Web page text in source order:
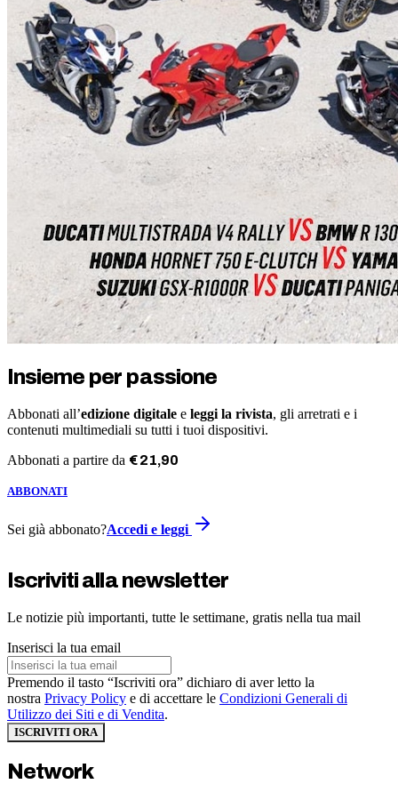
Insieme per passione
Abbonati all’edizione digitale e leggi la rivista, gli arretrati e i
contenuti multimediali su tutti i tuoi dispositivi.
Abbonati a partire da €21,90
ABBONATI
Sei già abbonato?Accedi e leggi
Iscriviti alla newsletter
Le notizie più importanti, tutte le settimane, gratis nella tua mail
Inserisci la tua email
Premendo il tasto “Iscriviti ora” dichiaro di aver letto la
nostra Privacy Policy e di accettare le Condizioni Generali di
Utilizzo dei Siti e di Vendita.
ISCRIVITI ORA
Network